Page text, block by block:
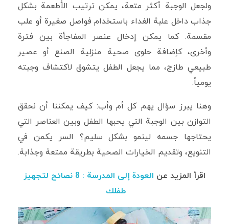
ولجعل الوجبة أكثر متعة، يمكن ترتيب الأطعمة بشكل
جذاب داخل علبة الغداء باستخدام فواصل صغيرة أو علب
مقسمة. كما يمكن إدخال عنصر المفاجأة بين فترة
وأخرى، كإضافة حلوى صحية منزلية الصنع أو عصير
طبيعي طازج، مما يجعل الطفل يتشوق لاكتشاف وجبته
يومياً.
وهنا يبرز سؤال يهم كل أم وأب: كيف يمكننا أن نحقق
التوازن بين الوجبة التي يحبها الطفل وبين العناصر التي
يحتاجها جسمه لينمو بشكل سليم؟ السر يكمن في
التنويع، وتقديم الخيارات الصحية بطريقة ممتعة وجذابة.
اقرأ المزيد عن
العودة إلى المدرسة : 8 نصائح لتجهيز
طفلك